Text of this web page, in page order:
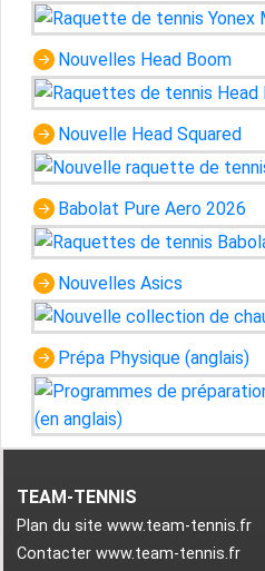
Nouvelles Head Boom
Nouvelle Head Squared
Babolat Pure Aero 2026
Nouvelles Asics
Prépa Physique (anglais)
TEAM-TENNIS
Plan du site www.team-tennis.fr
Contacter www.team-tennis.fr